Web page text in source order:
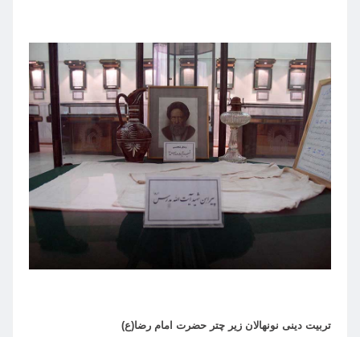
تربیت دینی نونهالان زیر چتر حضرت امام رضا(ع)